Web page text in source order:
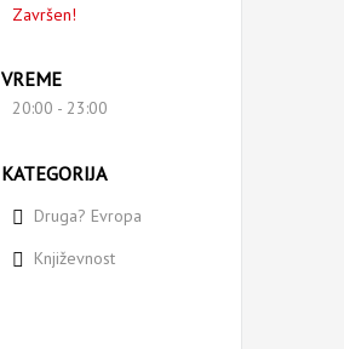
Završen!
VREME
20:00 - 23:00
KATEGORIJA
Druga? Evropa
Književnost